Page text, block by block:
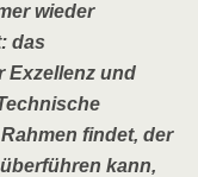
wieder
das
Exzellenz und
findet, der
kann,